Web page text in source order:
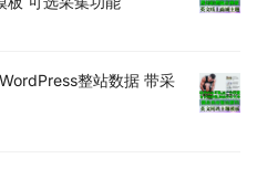
整站数据 带采